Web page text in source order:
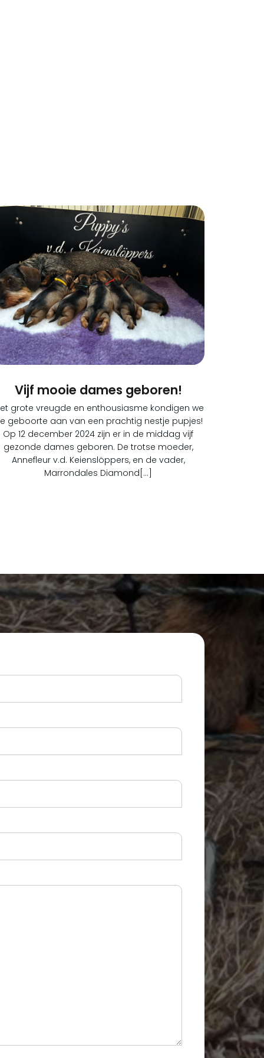
Vijf mooie dames geboren!
grote vreugde en enthousiasme kondigen we
geboorte aan van een prachtig nestje pupjes!
Op 12 december 2024 zijn er in de middag vijf
gezonde dames geboren. De trotse moeder,
Annefleur v.d. Keienslöppers, en de vader,
Marrondales Diamond[…]